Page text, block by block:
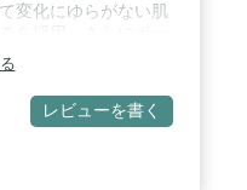
変化にゆらがない肌
荒れ防止有効成分
で配合。ダメージに
キープします。 / と
ん浸透。すみずみま
、逃さない膜を形
レビューを書く